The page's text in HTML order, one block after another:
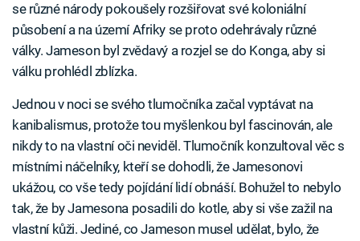
se různé národy pokoušely rozšiřovat své koloniální
působení a na území Afriky se proto odehrávaly různé
války. Jameson byl zvědavý a rozjel se do Konga, aby si
válku prohlédl zblízka.
Jednou v noci se svého tlumočníka začal vyptávat na
kanibalismus, protože tou myšlenkou byl fascinován, ale
nikdy to na vlastní oči neviděl. Tlumočník konzultoval věc s
místními náčelníky, kteří se dohodli, že Jamesonovi
ukážou, co vše tedy pojídání lidí obnáší. Bohužel to nebylo
tak, že by Jamesona posadili do kotle, aby si vše zažil na
vlastní kůži. Jediné, co Jameson musel udělat, bylo, že